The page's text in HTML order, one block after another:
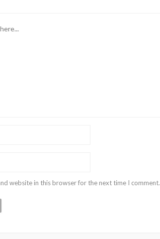
website in this browser for the next time I comment.